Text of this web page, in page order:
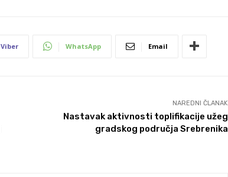
Viber WhatsApp Email
NAREDNI ČLANAK
Nastavak aktivnosti toplifikacije užeg
gradskog područja Srebrenika